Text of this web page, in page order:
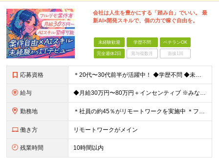
会社は人生を豊かにする「踏み台」でいい。 最
新AI×開発スキルで、個の力で稼ぐ自由を。
未経験歓迎 学歴不問 ベテランOK
完全週休2日 賞与複数月 面接1回
応募資格 ＊20代〜30代前半が活躍中！ ◆学歴不問 ◆未経験歓迎 ★「手に職をつけたい」「今の自分を変えたい」という意欲を最重視します。 ＼こんな方にピッタリです！／ ◆接客・販売・営業など「人と話す仕事
給与 ◆月給30万円〜80万円＋インセンティブ ※みなし残業代（月10時間・16,000円）を含みます ※超過分は別途支給します ※試用期間3か月あり（給与は28万円、待遇に差異なし）
勤務地 ＊社員の約45％がリモートワークを実施中 ＊フルリモート案件もあり ＊転勤はありません 本社（横浜）または、東京・神奈川の各プロジェクト先。 【本社】 神奈川県横浜市中区不老町2丁目11-8 税経
働き方 リモートワークがメイン
残業時間 10時間以内